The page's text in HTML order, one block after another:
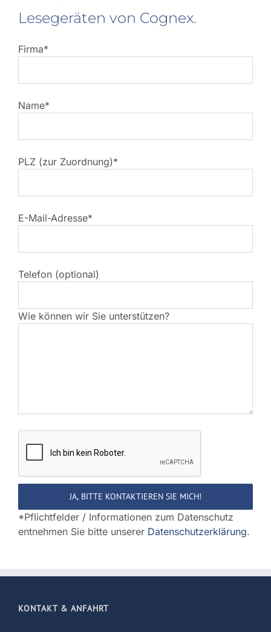
Lesegeräten von Cognex.
Firma*
Name*
PLZ (zur Zuordnung)*
E-Mail-Adresse*
Telefon (optional)
Wie können wir Sie unterstützen?
lasse
dieses
leer.
*Pflichtfelder / Informationen zum Datenschutz
entnehmen Sie bitte unserer Datenschutzerklärung.
KONTAKT & ANFAHRT